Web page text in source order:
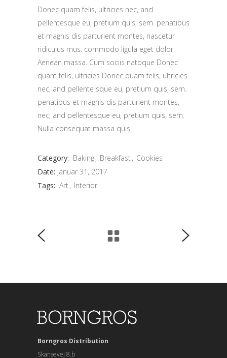
Donec quam felis, ultricies nec, and
pellentesque eu, pretium quis, sem. penatibus
et magnis dis parturient montes, nascetur
ridiculus mus. commodo ligula eget dolor.
Aenean massa. Cum sociis natoque Donec
quam felis, ultricies Donec quam felis, ultricies
nec, and pellente sque eu, pretium quis, sem.
penatibus et magnis dis parturient montes,
nec, and pellentesque eu, pretium quis, sem.
Nulla consequat massa quis.
Category: Baking Breakfast
Cookies
Date: januar 31, 2017
Tags: Art Interior
Borngros Distribution
Skansevej 8.b